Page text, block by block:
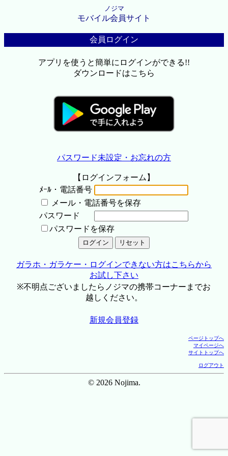
ノジマ
モバイル会員サイト
会員ログイン
アプリを使うと簡単にログインができる!!
ダウンロードはこちら
パスワード未設定・お忘れの方
【ログインフォーム】
ﾒｰﾙ・電話番号
メール・電話番号を保存
パスワード
パスワードを保存
ガラホ・ガラケー・ログインできない方はこちらから
お試し下さい
※不明点ございましたらノジマの携帯コーナーまでお
越しください。
新規会員登録
ページトップへ
マイページへ
サイトトップへ
ログアウト
© 2026 Nojima.